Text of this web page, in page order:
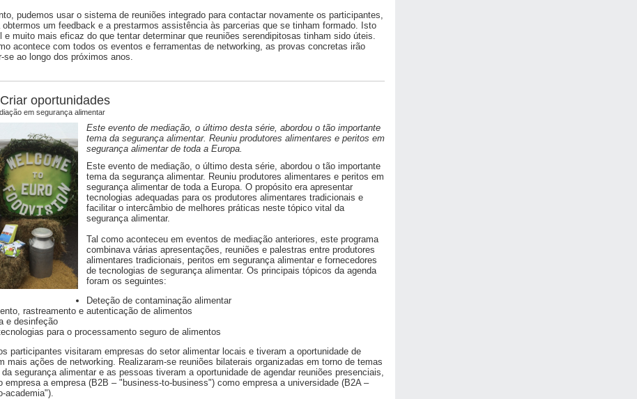
pudemos usar o sistema de reuniões integrado para contactar novamente os participantes,
um feedback e a prestarmos assistência às parcerias que se tinham formado. Isto
e muito mais eficaz do que tentar determinar que reuniões serendipitosas tinham sido úteis.
acontece com todos os eventos e ferramentas de networking, as provas concretas irão
se ao longo dos próximos anos.
oportunidades
em segurança alimentar
Este evento de mediação, o último desta série, abordou o tão importante
tema da segurança alimentar. Reuniu produtores alimentares e peritos em
segurança alimentar de toda a Europa.
Este evento de mediação, o último desta série, abordou o tão importante
tema da segurança alimentar. Reuniu produtores alimentares e peritos em
segurança alimentar de toda a Europa. O propósito era apresentar
tecnologias adequadas para os produtores alimentares tradicionais e
facilitar o intercâmbio de melhores práticas neste tópico vital da
segurança alimentar.
Tal como aconteceu em eventos de mediação anteriores, este programa
combinava várias apresentações, reuniões e palestras entre produtores
alimentares tradicionais, peritos em segurança alimentar e fornecedores
de tecnologias de segurança alimentar. Os principais tópicos da agenda
foram os seguintes:
Deteção de contaminação alimentar
rastreamento e autenticação de alimentos
e desinfeção
para o processamento seguro de alimentos
participantes visitaram empresas do setor alimentar locais e tiveram a oportunidade de
mais ações de networking. Realizaram-se reuniões bilaterais organizadas em torno de temas
segurança alimentar e as pessoas tiveram a oportunidade de agendar reuniões presenciais,
empresa a empresa (B2B – "business-to-business") como empresa a universidade (B2A –
academia").